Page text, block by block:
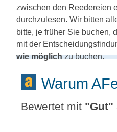
zwischen den Reedereien
durchzulesen. Wir bitten
bitte, je früher Sie buchen,
mit der
wie möglichzu buchen.
Warum
Bewertet mit "Gut"